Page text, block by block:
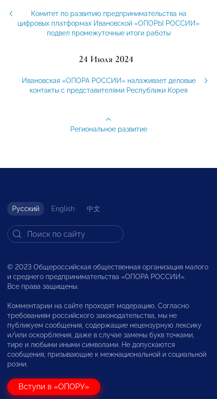
Комитет по развитию предпринимательства на
цифровых платформах Ивановской «ОПОРЫ РОССИИ»
подвел промежуточные итоги работы
24 Июля 2024
Ивановская «ОПОРА РОССИИ» налаживает деловые
контакты с представителями Республики Корея
Региональное развитие
Русский English 中文
© 2023 Общероссийская общественная организация малого
и среднего предпринимательства «ОПОРА РОССИИ».
Все права защищены.
Комментарии на сайте проходят модерацию. Согласно
требованиям российского законодательства, мы не
публикуем сообщения, содержащие нецензурную лексику
и/или оскорбления, даже в случае замены букв точками,
тире и любыми иными символами. Не допускаются
сообщения, призывающие к межнациональной и социальной
розни.
Вступи в «ОПОРУ»